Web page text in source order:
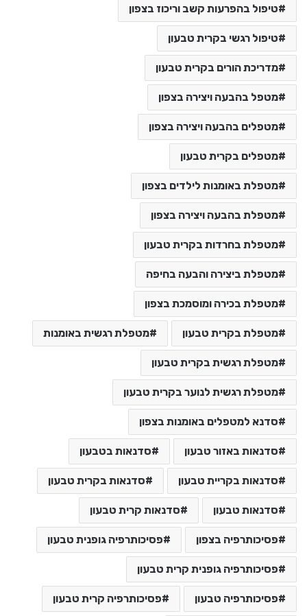
טיפול בהפרעות קשב וריכוז בצפון
טיפול רגשי בקרית טבעון
מדריכת הורים בקרית טבעון
מטפל בהבעה ויצירה בצפון
מטפלים בהבעה ויצירה בצפון
מטפלים בקרית טבעון
מטפלת באומנות לילדים בצפון
מטפלת בהבעה ויצירה בצפון
מטפלת בחרדות בקרית טבעון
מטפלת ביצירה והבעה בחיפה
מטפלת בכירה ומוסמכת בצפון
מטפלת בקרית טבעון מטפלת רגשית באומנות
מטפלת רגשית בקרית טבעון
מטפלת רגשית לנוער בקרית טבעון
סדנא למטפלים באומנות בצפון
סדנאות באזור טבעון סדנאות בטבעון
סדנאות בקריית טבעון סדנאות בקרית טבעון
סדנאות טבעון סדנאות קרית טבעון
פסיכותרפיה בצפון פסיכותרפיה גופנית טבעון
פסיכותרפיה גופנית קרית טבעון
פסיכותרפיה טבעון פסיכותרפיה קרית טבעון